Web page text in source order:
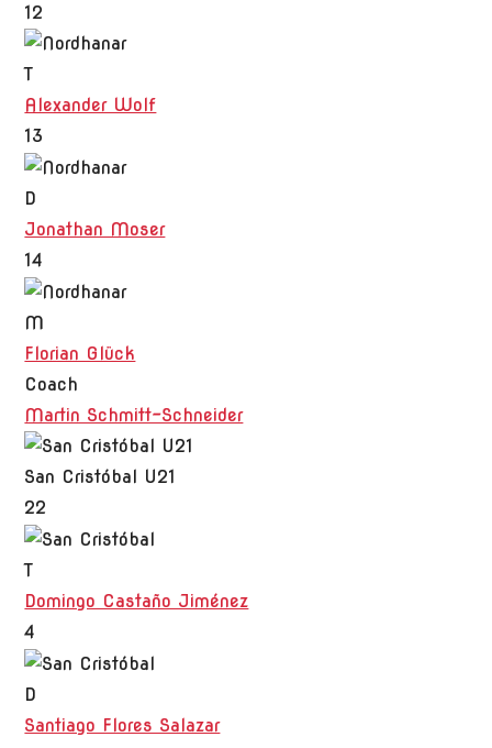
12
T
Alexander Wolf
13
D
Jonathan Moser
14
M
Florian Glück
Coach
Martin Schmitt-Schneider
San Cristóbal U21
22
T
Domingo Castaño Jiménez
4
D
Santiago Flores Salazar